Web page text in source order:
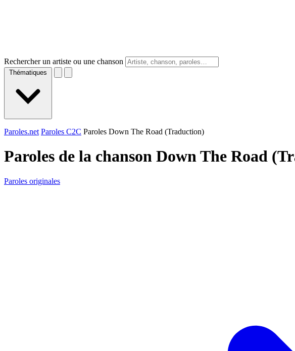
Rechercher un artiste ou une chanson
Thématiques
Paroles.net Paroles C2C Paroles Down The Road (Traduction)
Paroles de la chanson Down The Road
Paroles originales